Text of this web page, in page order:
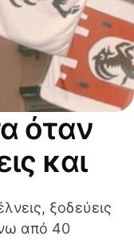
όταν
και
ξοδεύεις
από 40